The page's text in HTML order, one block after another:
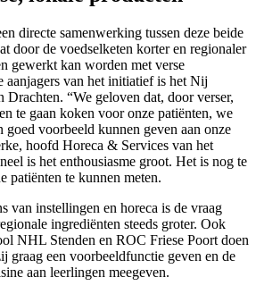
directe samenwerking tussen deze beide
door de voedselketen korter en regionaler
gewerkt kan worden met verse
aanjagers van het initiatief is het Nij
Drachten. “We geloven dat, door verser,
te gaan koken voor onze patiënten, we
goed voorbeeld kunnen geven aan onze
hoofd Horeca & Services van het
is het enthousiasme groot. Het is nog te
patiënten te kunnen meten.
van instellingen en horeca is de vraag
ingrediënten steeds groter. Ook
NHL Stenden en ROC Friese Poort doen
graag een voorbeeldfunctie geven en de
aan leerlingen meegeven.